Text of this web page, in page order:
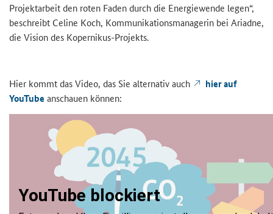
Projektarbeit den roten Faden durch die Energiewende legen“,
beschreibt Celine Koch, Kommunikationsmanagerin bei Ariadne,
die Vision des Kopernikus-Projekts.
Hier kommt das Video, das Sie alternativ auch
hier auf
YouTube anschauen können: